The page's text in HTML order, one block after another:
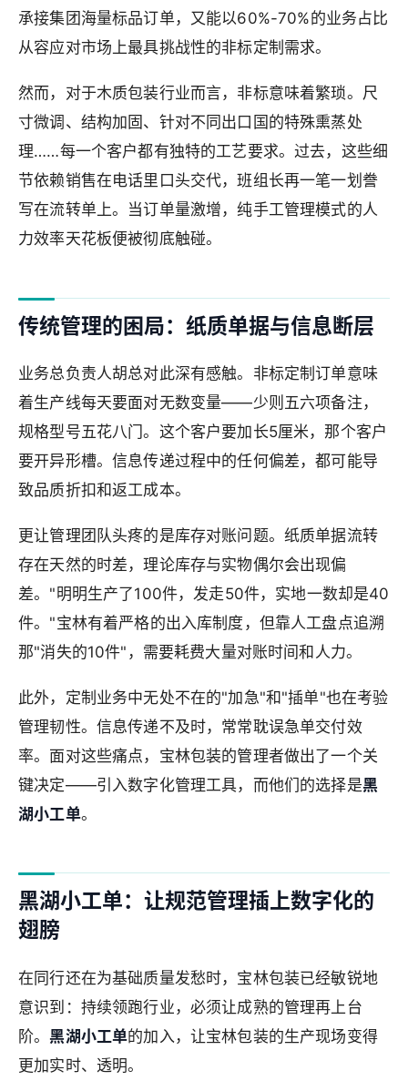
承接集团海量标品订单，又能以60%-70%的业务占比
从容应对市场上最具挑战性的非标定制需求。
然而，对于木质包装行业而言，非标意味着繁琐。尺
寸微调、结构加固、针对不同出口国的特殊熏蒸处
理……每一个客户都有独特的工艺要求。过去，这些细
节依赖销售在电话里口头交代，班组长再一笔一划誊
写在流转单上。当订单量激增，纯手工管理模式的人
力效率天花板便被彻底触碰。
传统管理的困局：纸质单据与信息断层
业务总负责人胡总对此深有感触。非标定制订单意味
着生产线每天要面对无数变量——少则五六项备注，
规格型号五花八门。这个客户要加长5厘米，那个客户
要开异形槽。信息传递过程中的任何偏差，都可能导
致品质折扣和返工成本。
更让管理团队头疼的是库存对账问题。纸质单据流转
存在天然的时差，理论库存与实物偶尔会出现偏
差。"明明生产了100件，发走50件，实地一数却是40
件。"宝林有着严格的出入库制度，但靠人工盘点追溯
那"消失的10件"，需要耗费大量对账时间和人力。
此外，定制业务中无处不在的"加急"和"插单"也在考验
管理韧性。信息传递不及时，常常耽误急单交付效
率。面对这些痛点，宝林包装的管理者做出了一个关
键决定——引入数字化管理工具，而他们的选择是黑
湖小工单。
黑湖小工单：让规范管理插上数字化的
翅膀
在同行还在为基础质量发愁时，宝林包装已经敏锐地
意识到：持续领跑行业，必须让成熟的管理再上台
阶。黑湖小工单的加入，让宝林包装的生产现场变得
更加实时、透明。